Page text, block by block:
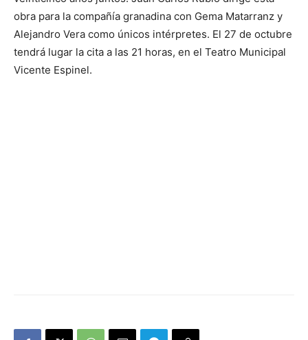
obra para la compañía granadina con Gema Matarranz y
Alejandro Vera como únicos intérpretes. El 27 de octubre
tendrá lugar la cita a las 21 horas, en el Teatro Municipal
Vicente Espinel.